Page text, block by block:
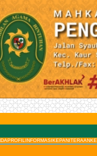
PROFIL INFORMASIKEPANITERAAN